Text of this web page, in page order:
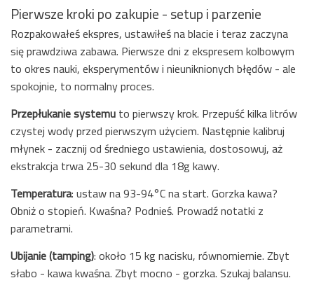
Pierwsze kroki po zakupie - setup i parzenie
Rozpakowałeś ekspres, ustawiłeś na blacie i teraz zaczyna
się prawdziwa zabawa. Pierwsze dni z ekspresem kolbowym
to okres nauki, eksperymentów i nieuniknionych błędów - ale
spokojnie, to normalny proces.
Przepłukanie systemuto pierwszy krok. Przepuść kilka litrów
czystej wody przed pierwszym użyciem. Następnie kalibruj
młynek - zacznij od średniego ustawienia, dostosowuj, aż
ekstrakcja trwa 25-30 sekund dla 18g kawy.
Temperatura: ustaw na 93-94°C na start. Gorzka kawa?
Obniż o stopień. Kwaśna? Podnieś. Prowadź notatki z
parametrami.
Ubijanie (tamping): około 15 kg nacisku, równomiernie. Zbyt
słabo - kawa kwaśna. Zbyt mocno - gorzka. Szukaj balansu.